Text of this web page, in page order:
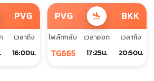
PVG
เวลาถึง
16:00น.
PVG flight_land BKK
ไฟล์ทกลับ
TG665
เวลาออก
17:25น.
เวลาถึง
20:50น.